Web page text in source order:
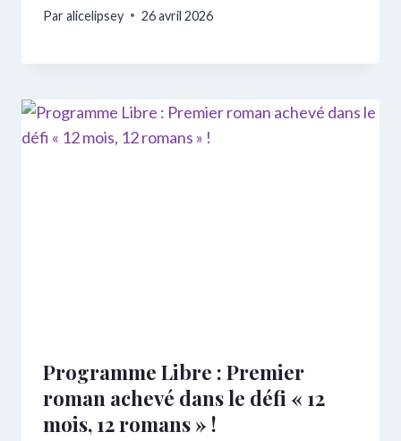
Paralicelipsey 26 avril 2026
Programme Libre : Premier
roman achevé dans le défi « 12
mois, 12 romans » !